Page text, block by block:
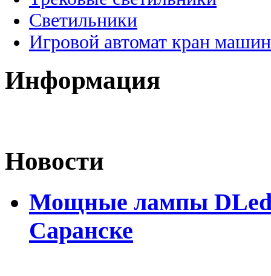
Светильники
Игровой автомат кран
Информация
Новости
Мощные лампы DLed
Саранске